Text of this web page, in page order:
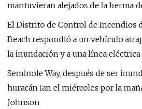
mantuvieran alejados de la berma
El Distrito de Control de Incendios
Beach respondió a un vehículo
la inundación y a una línea eléctrica
Seminole Way, después de ser
huracán Ian el miércoles por la
Johnson